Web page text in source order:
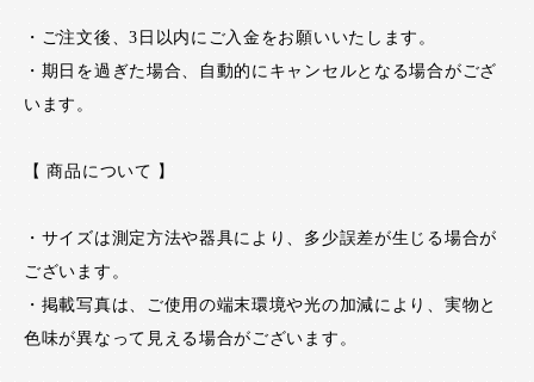
・ご注文後、3日以内にご入金をお願いいたします。
・期日を過ぎた場合、自動的にキャンセルとなる場合がござ
います。
【 商品について 】
・サイズは測定方法や器具により、多少誤差が生じる場合が
ございます。
・掲載写真は、ご使用の端末環境や光の加減により、実物と
色味が異なって見える場合がございます。